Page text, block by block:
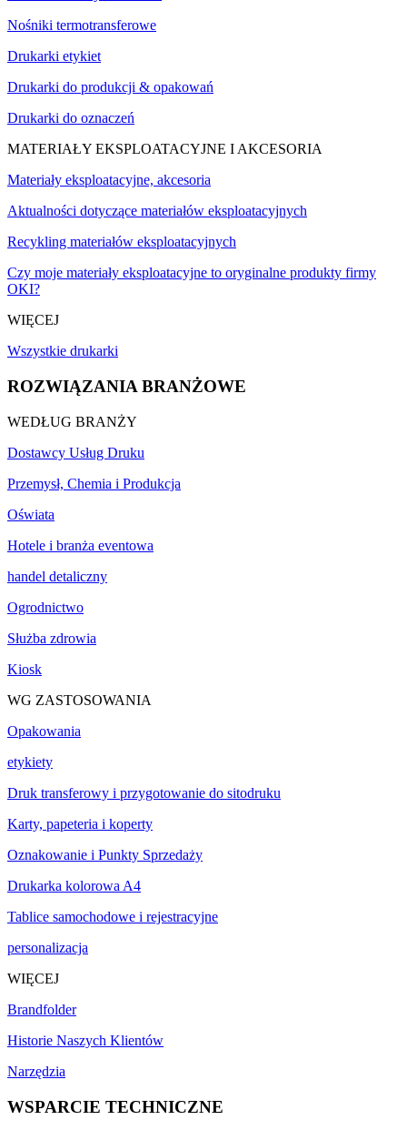
Nośniki termotransferowe
Drukarki etykiet
Drukarki do produkcji & opakowań
Drukarki do oznaczeń
MATERIAŁY EKSPLOATACYJNE I AKCESORIA
Materiały eksploatacyjne, akcesoria
Aktualności dotyczące materiałów eksploatacyjnych
Recykling materiałów eksploatacyjnych
Czy moje materiały eksploatacyjne to oryginalne produkty firmy
OKI?
WIĘCEJ
Wszystkie drukarki
ROZWIĄZANIA BRANŻOWE
WEDŁUG BRANŻY
Dostawcy Usług Druku
Przemysł, Chemia i Produkcja
Oświata
Hotele i branża eventowa
handel detaliczny
Ogrodnictwo
Służba zdrowia
Kiosk
WG ZASTOSOWANIA
Opakowania
etykiety
Druk transferowy i przygotowanie do sitodruku
Karty, papeteria i koperty
Oznakowanie i Punkty Sprzedaży
Drukarka kolorowa A4
Tablice samochodowe i rejestracyjne
personalizacja
WIĘCEJ
Brandfolder
Historie Naszych Klientów
Narzędzia
WSPARCIE TECHNICZNE